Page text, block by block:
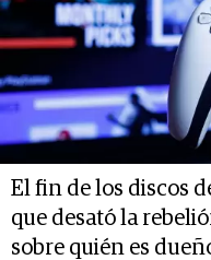
El fin de los discos
que desató la
sobre quién es